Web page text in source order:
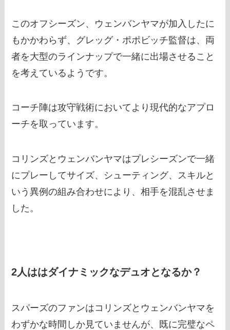
このオフシーズン、ウェンバンヤマが加入したに
もかかわらず、グレッグ・ポポビッチ監督は、両
者を大型のラインナップで一緒に出場させること
を考えているようです。
コーチ陣は攻守戦術においてより現代的なアプロ
ーチを取っています。
コリンズとウェンバンヤマはプレシーズンで一緒
にプレーしてサイズ、シューティング、スキルと
いう異例の組み合わせにより、相手を混乱させま
した。
2人ははダイナミックなデュオとなるか？
スパーズのファンはコリンズとウェンバンヤマを
わずかな時間しか見ていませんが、既に完璧なペ